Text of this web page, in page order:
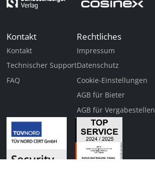
Kontakt
Kontakt
Technischer Support
FAQ
Rechtliches
Impressum
Datenschutz
Cookie-Einstellungen
AGB für Bieter
AGB für Vergabestellen